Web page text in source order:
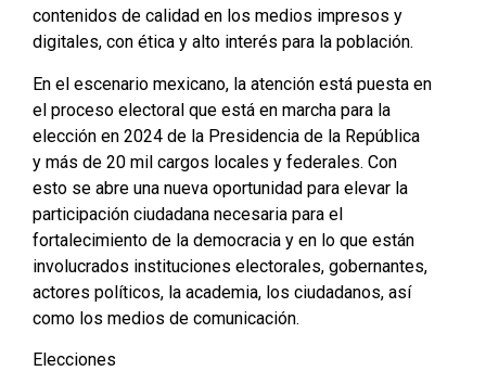
contenidos de calidad en los medios impresos y
digitales, con ética y alto interés para la población.
En el escenario mexicano, la atención está puesta en
el proceso electoral que está en marcha para la
elección en 2024 de la Presidencia de la República
y más de 20 mil cargos locales y federales. Con
esto se abre una nueva oportunidad para elevar la
participación ciudadana necesaria para el
fortalecimiento de la democracia y en lo que están
involucrados instituciones electorales, gobernantes,
actores políticos, la academia, los ciudadanos, así
como los medios de comunicación.
Elecciones